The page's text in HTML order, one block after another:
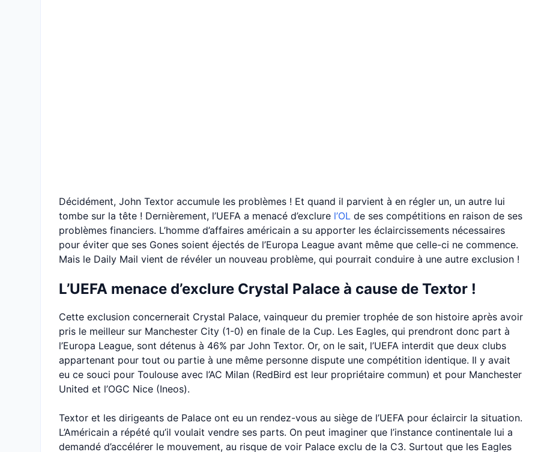
Décidément, John Textor accumule les problèmes ! Et quand il parvient à en régler un, un autre lui
tombe sur la tête ! Dernièrement, l’UEFA a menacé d’exclure l’OL de ses compétitions en raison de ses
problèmes financiers. L’homme d’affaires américain a su apporter les éclaircissements nécessaires
pour éviter que ses Gones soient éjectés de l’Europa League avant même que celle-ci ne commence.
Mais le Daily Mail vient de révéler un nouveau problème, qui pourrait conduire à une autre exclusion !
L’UEFA menace d’exclure Crystal Palace à cause de Textor !
Cette exclusion concernerait Crystal Palace, vainqueur du premier trophée de son histoire après avoir
pris le meilleur sur Manchester City (1-0) en finale de la Cup. Les Eagles, qui prendront donc part à
l’Europa League, sont détenus à 46% par John Textor. Or, on le sait, l’UEFA interdit que deux clubs
appartenant pour tout ou partie à une même personne dispute une compétition identique. Il y avait
eu ce souci pour Toulouse avec l’AC Milan (RedBird est leur propriétaire commun) et pour Manchester
United et l’OGC Nice (Ineos).
Textor et les dirigeants de Palace ont eu un rendez-vous au siège de l’UEFA pour éclaircir la situation.
L’Américain a répété qu’il voulait vendre ses parts. On peut imaginer que l’instance continentale lui a
demandé d’accélérer le mouvement, au risque de voir Palace exclu de la C3. Surtout que les Eagles